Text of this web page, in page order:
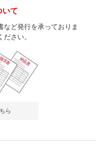
いて
など発行を承っておりま
さい。
ら